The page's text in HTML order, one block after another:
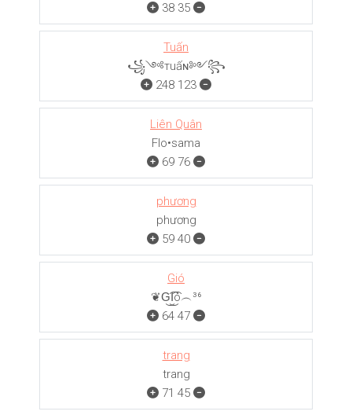
38 35
Tuấn
꧁༺тuấɴ༻꧂
248 123
Liên Quân
Flo•sama
69 76
phương
phương
59 40
Gió
❦G͜͡I͜͡ó︵³⁶
64 47
trang
trang
71 45